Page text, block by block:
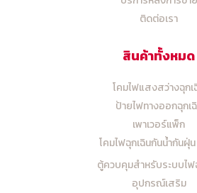
ติดต่อเรา
สินค้าทั้งหมด
โคมไฟแสงสว่างฉุกเ
ป้ายไฟทางออกฉุกเ
เพาเวอร์แพ็ก
โคมไฟฉุกเฉินกันน้ำกันฝุ่
ตู้ควบคุมสำหรับระบบไฟ
อุปกรณ์เสริม